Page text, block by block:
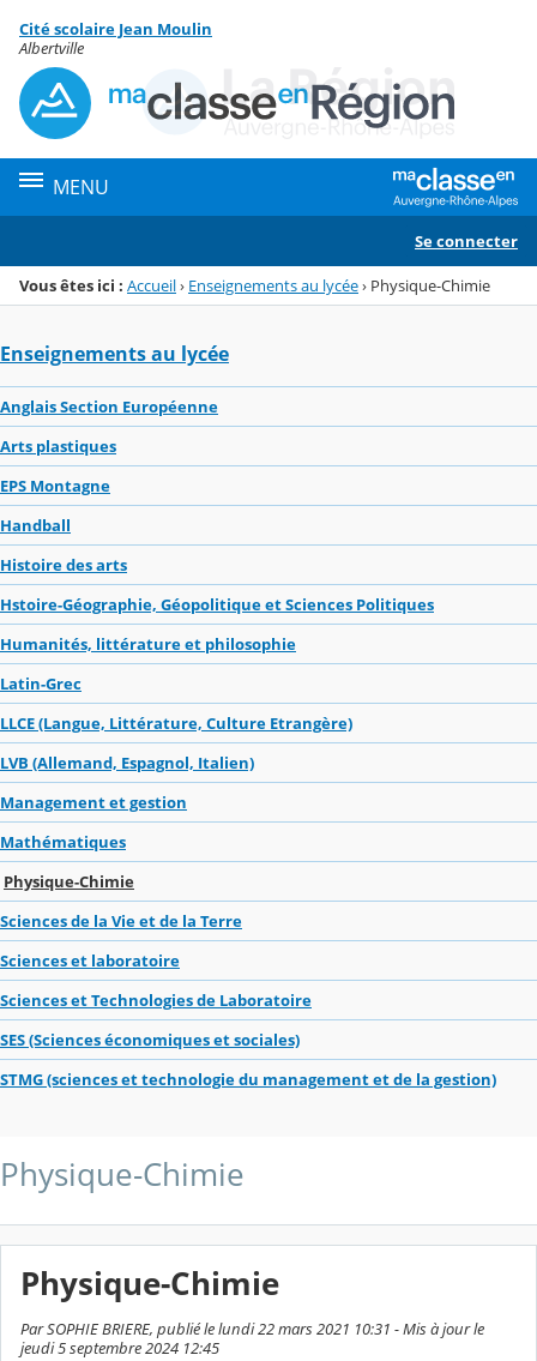
Menu de la rubrique
Contenu
Cité scolaire Jean Moulin
Albertville
MENU
Se connecter
Vous êtes ici : Accueil› Enseignements au lycée› Physique-Chimie
Enseignements au lycée
Anglais Section Européenne
Arts plastiques
EPS Montagne
Handball
Histoire des arts
Hstoire-Géographie, Géopolitique et Sciences Politiques
Humanités, littérature et philosophie
Latin-Grec
LLCE (Langue, Littérature, Culture Etrangère)
LVB (Allemand, Espagnol, Italien)
Management et gestion
Mathématiques
Physique-Chimie
Sciences de la Vie et de la Terre
Sciences et laboratoire
Sciences et Technologies de Laboratoire
SES (Sciences économiques et sociales)
STMG (sciences et technologie du management et de la gestion)
Physique-Chimie
Physique-Chimie
Par SOPHIE BRIERE, publié le lundi 22 mars 2021 10:31 - Mis à jour le
jeudi 5 septembre 2024 12:45